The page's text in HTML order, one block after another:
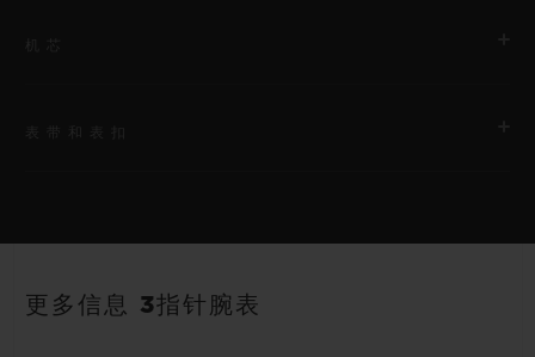
3至5年
表带
更多信息 3指针腕表